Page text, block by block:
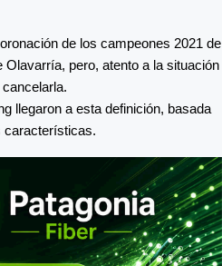
de los campeones 2021 de
Olavarría, pero, atento a la situación
llegaron a esta definición, basada
características.